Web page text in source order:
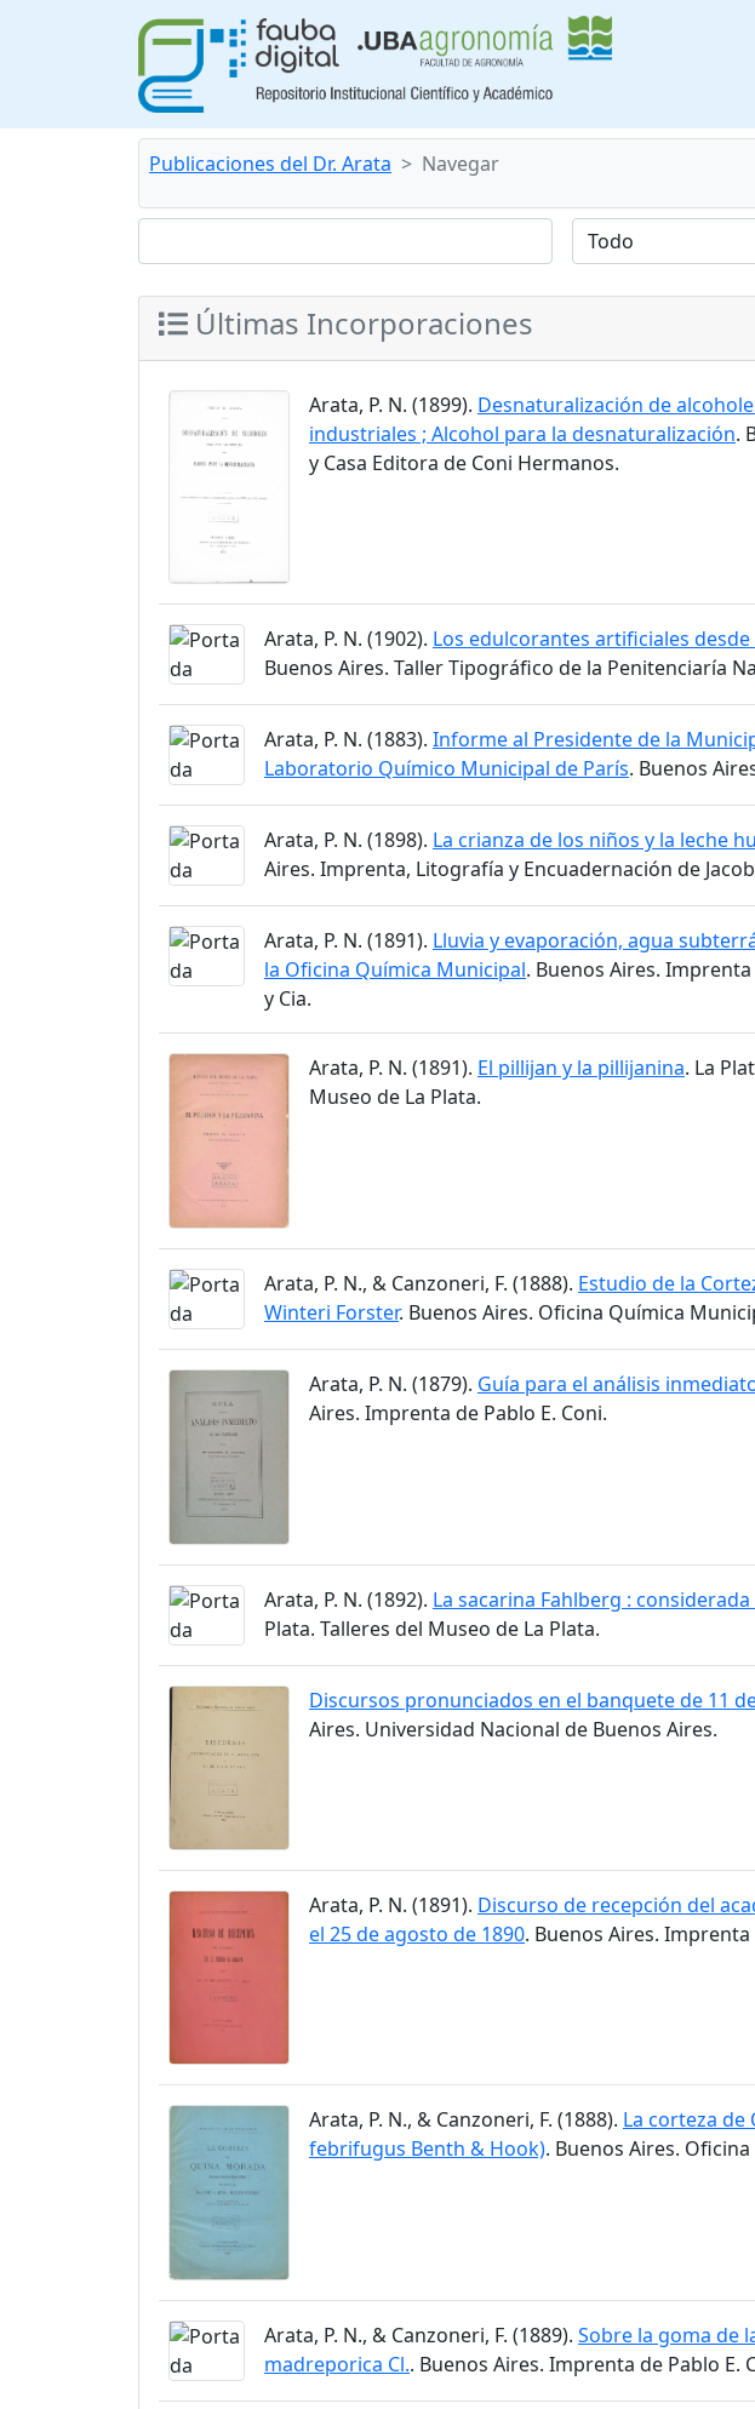
Publicaciones del Dr. Arata Navegar
Últimas Incorporaciones
Arata, P. N. (1899). Desnaturalización de
industriales ; Alcohol para la desnaturalización.
y Casa Editora de Coni Hermanos.
Arata, P. N. (1902). Los edulcorantes artificiales
Buenos Aires. Taller Tipográfico de la Penitenciaría
Arata, P. N. (1883). Informe al Presidente de la
Laboratorio Químico Municipal de París. Buenos
Arata, P. N. (1898). La crianza de los niños y la leche
Aires. Imprenta, Litografía y Encuadernación de
Arata, P. N. (1891). Lluvia y evaporación, agua
la Oficina Química Municipal. Buenos Aires.
y Cia.
Arata, P. N. (1891). El pillijan y la pillijanina. La
Museo de La Plata.
Arata, P. N., & Canzoneri, F. (1888). Estudio de la
Winteri Forster. Buenos Aires. Oficina Química
Arata, P. N. (1879). Guía para el análisis
Aires. Imprenta de Pablo E. Coni.
Arata, P. N. (1892). La sacarina Fahlberg :
Plata. Talleres del Museo de La Plata.
Discursos pronunciados en el banquete de 11
Aires. Universidad Nacional de Buenos Aires.
Arata, P. N. (1891). Discurso de recepción del
el 25 de agosto de 1890. Buenos Aires.
Arata, P. N., & Canzoneri, F. (1888). La corteza
febrifugus Benth & Hook). Buenos Aires.
Arata, P. N., & Canzoneri, F. (1889). Sobre la goma de
madreporica Cl.. Buenos Aires. Imprenta de Pablo E.